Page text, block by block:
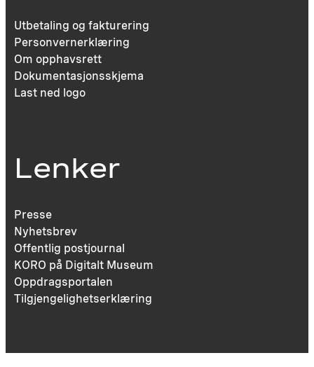
Utbetaling og fakturering
Personvernerklæring
Om opphavsrett
Dokumentasjonsskjema
Last ned logo
Lenker
Presse
Nyhetsbrev
Offentlig postjournal
KORO på Digitalt Museum
Oppdragsportalen
Tilgjengelighetserklæring